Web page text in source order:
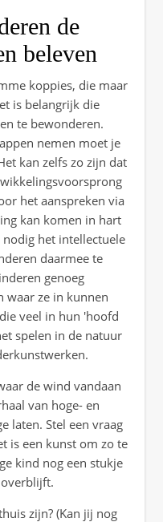
de
beleven
koppies, die maar
is belangrijk die
te bewonderen.
nemen moet je
kan zelfs zo zijn dat
het aanspreken via
kan komen in hart
het intellectuele
daarmee te
genoeg
waar ze in kunnen
veel in hun 'hoofd
spelen in de natuur
de wind vandaan
van hoge- en
laten. Stel een vraag
is een kunst om zo te
kind nog een stukje
zijn? (Kan jij nog